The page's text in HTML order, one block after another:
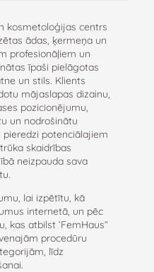
kosmetoloģijas centrs
ādas, ķermeņa un
profesionāļiem un
īpaši pielāgotas
un stils. Klients
mājaslapas dizainu,
pozicionējumu,
un nodrošinātu
potenciālajiem
skaidrības
neizpauda sava
lai izpētītu, kā
internetā, un pēc
kas atbilst ’FemHaus“
procedūru
līdz